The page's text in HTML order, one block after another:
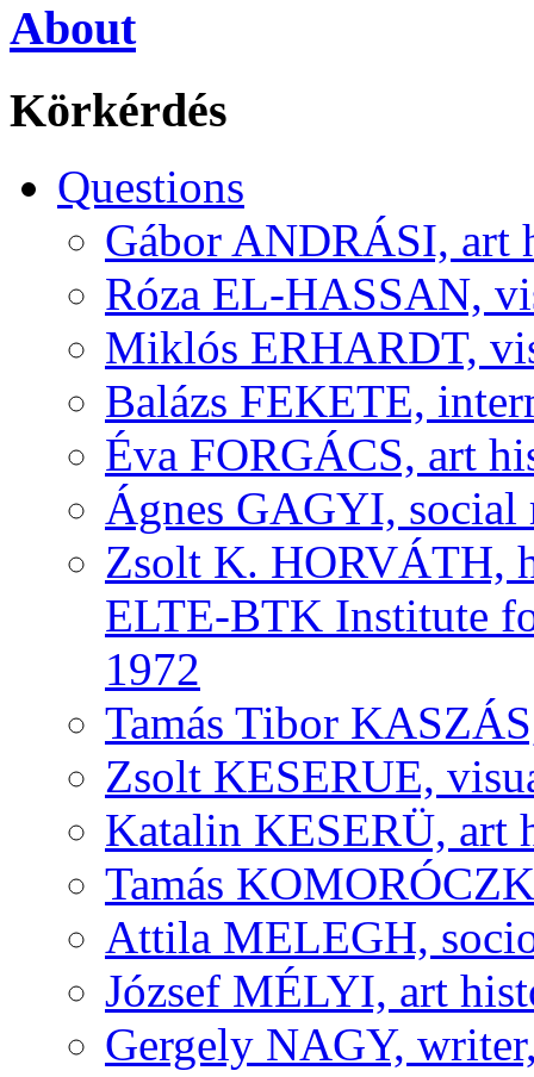
About
Körkérdés
Questions
Gábor ANDRÁSI, art
Róza EL-HASSAN,
Miklós ERHARDT,
Balázs FEKETE,
Éva FORGÁCS, art
Ágnes GAGYI, social
Zsolt K. HORVÁTH,
ELTE-BTK Institute
1972
Tamás Tibor
Zsolt KESERUE,
Katalin KESERÜ, art
Tamás
Attila MELEGH,
József MÉLYI, art
Gergely NAGY,